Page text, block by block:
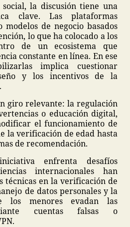
la discusión tiene una
clave. Las plataformas
de negocio basados
lo que ha colocado a los
de un ecosistema que
constante en línea. En ese
implica cuestionar
y los incentivos de la
giro relevante: la regulación
o educación digital,
el funcionamiento de
la verificación de edad hasta
de recomendación.
enfrenta desafíos
internacionales han
técnicas en la verificación de
de datos personales y la
los menores evadan las
cuentas falsas o